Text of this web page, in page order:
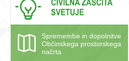
Spremembe in dopolnitve
Občinskega prostorskega
načrta